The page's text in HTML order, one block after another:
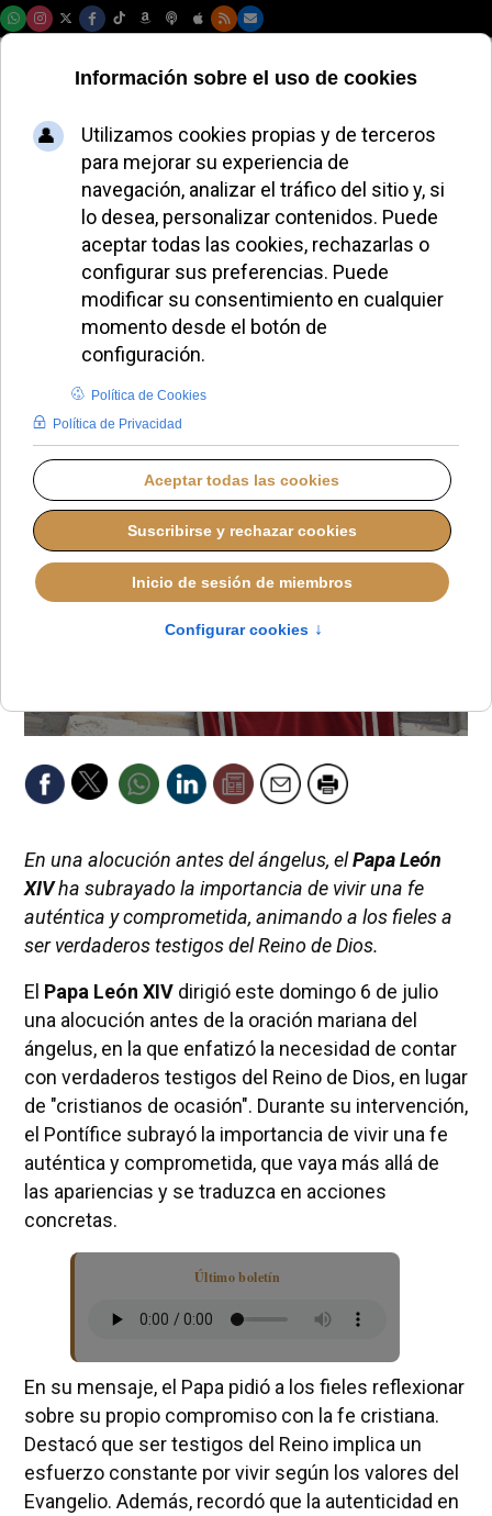
El Papa León XIV
pide vivir una fe
auténtica y
comprometida
ALMUDENA RODRIGO
PAPA LEÓN XIV
DOMINGO, 06 JULIO 2025 12:16
En una alocución antes del ángelus, elPapa León
XIVha subrayado la importancia de vivir una fe
auténtica y comprometida, animando a los fieles a
ser verdaderos testigos del Reino de Dios.
El Papa León XIVdirigió este domingo 6 de julio
una alocución antes de la oración mariana del
ángelus, en la que enfatizó la necesidad de contar
con verdaderos testigos del Reino de Dios, en lugar
de "cristianos de ocasión". Durante su intervención,
el Pontífice subrayó la importancia de vivir una fe
auténtica y comprometida, que vaya más allá de
las apariencias y se traduzca en acciones
concretas.
Último boletín
En su mensaje, el Papa pidió a los fieles reflexionar
sobre su propio compromiso con la fe cristiana.
Destacó que ser testigos del Reino implica un
esfuerzo constante por vivir según los valores del
Evangelio. Además, recordó que la autenticidad en